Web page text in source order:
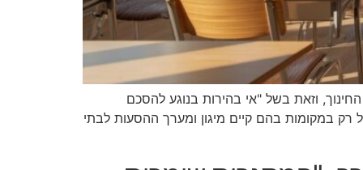
וזאת בשל "אי בהירות בנוגע להסכם
רק במקומות בהם קיים מיגון ומערך ההסעות לבתי